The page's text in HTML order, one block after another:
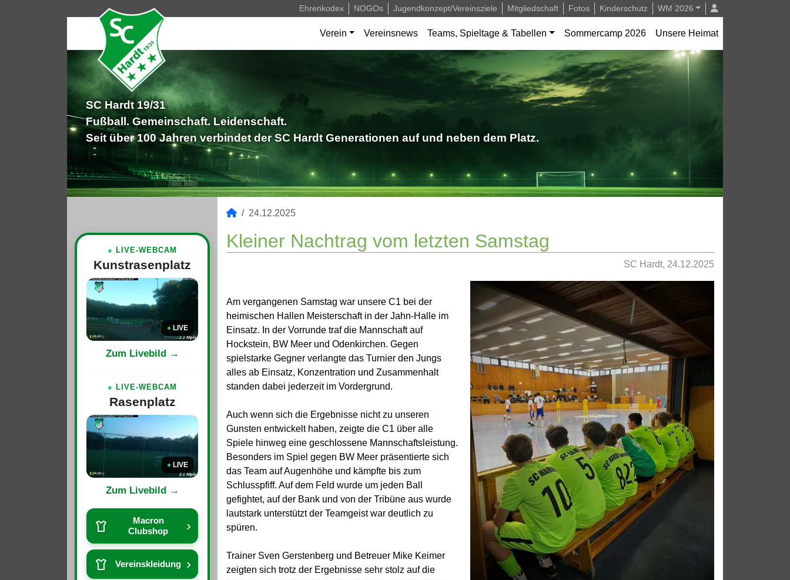
Ehrenkodex NOGOs Jugendkonzept/Vereinsziele Mitgliedschaft Fotos Kinderschutz WM 2026
Verein Vereinsnews Teams, Spieltage & Tabellen Sommercamp 2026 Unsere Heimat
SC Hardt 19/31
Fußball. Gemeinschaft. Leidenschaft.
Seit über 100 Jahren verbindet der SC Hardt Generationen auf und neben dem Platz.
● LIVE-WEBCAM
Kunstrasenplatz
● LIVE
Zum Livebild →
● LIVE-WEBCAM
Rasenplatz
● LIVE
Zum Livebild →
Macron
Clubshop
›
Vereinskleidung ›
24.12.2025
Kleiner Nachtrag vom letzten Samstag
SC Hardt, 24.12.2025
Am vergangenen Samstag war unsere C1 bei der
heimischen Hallen Meisterschaft in der Jahn-Halle im
Einsatz. In der Vorrunde traf die Mannschaft auf
Hockstein, BW Meer und Odenkirchen. Gegen
spielstarke Gegner verlangte das Turnier den Jungs
alles ab Einsatz, Konzentration und Zusammenhalt
standen dabei jederzeit im Vordergrund.
Auch wenn sich die Ergebnisse nicht zu unseren
Gunsten entwickelt haben, zeigte die C1 über alle
Spiele hinweg eine geschlossene Mannschaftsleistung.
Besonders im Spiel gegen BW Meer präsentierte sich
das Team auf Augenhöhe und kämpfte bis zum
Schlusspfiff. Auf dem Feld wurde um jeden Ball
gefightet, auf der Bank und von der Tribüne aus wurde
lautstark unterstützt der Teamgeist war deutlich zu
spüren.
Trainer Sven Gerstenberg und Betreuer Mike Keimer
zeigten sich trotz der Ergebnisse sehr stolz auf die